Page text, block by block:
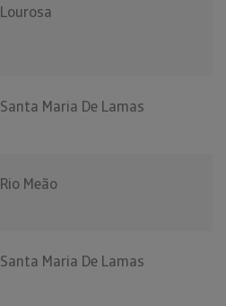
Lourosa
Santa Maria De Lamas
Rio Meão
Santa Maria De Lamas